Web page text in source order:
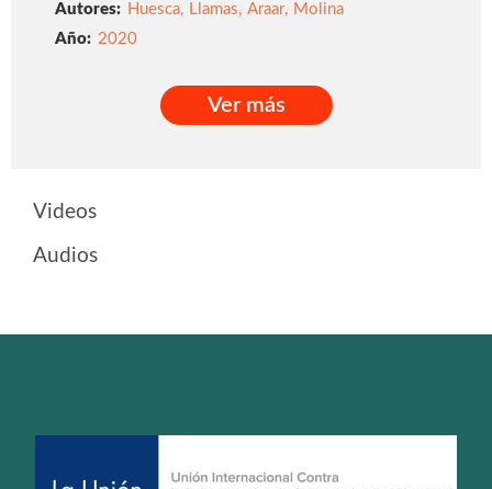
Autores: Huesca, Llamas, Araar, Molina
2020
Ver más
Videos
Audios